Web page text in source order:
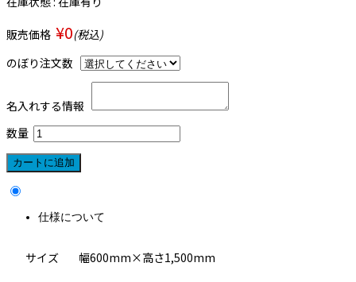
販売価格 ¥0(税込)
のぼり注文数
名入れする情報
数量
仕様について
サイズ 幅600mm×高さ1,500mm